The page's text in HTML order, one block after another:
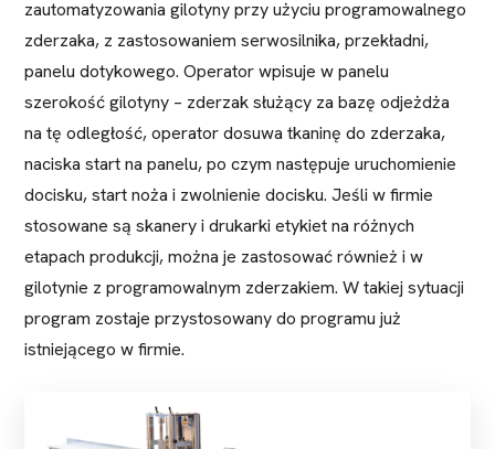
zautomatyzowania gilotyny przy użyciu programowalnego
zderzaka, z zastosowaniem serwosilnika, przekładni,
panelu dotykowego. Operator wpisuje w panelu
szerokość gilotyny – zderzak służący za bazę odjeżdża
na tę odległość, operator dosuwa tkaninę do zderzaka,
naciska start na panelu, po czym następuje uruchomienie
docisku, start noża i zwolnienie docisku. Jeśli w firmie
stosowane są skanery i drukarki etykiet na różnych
etapach produkcji, można je zastosować również i w
gilotynie z programowalnym zderzakiem. W takiej sytuacji
program zostaje przystosowany do programu już
istniejącego w firmie.